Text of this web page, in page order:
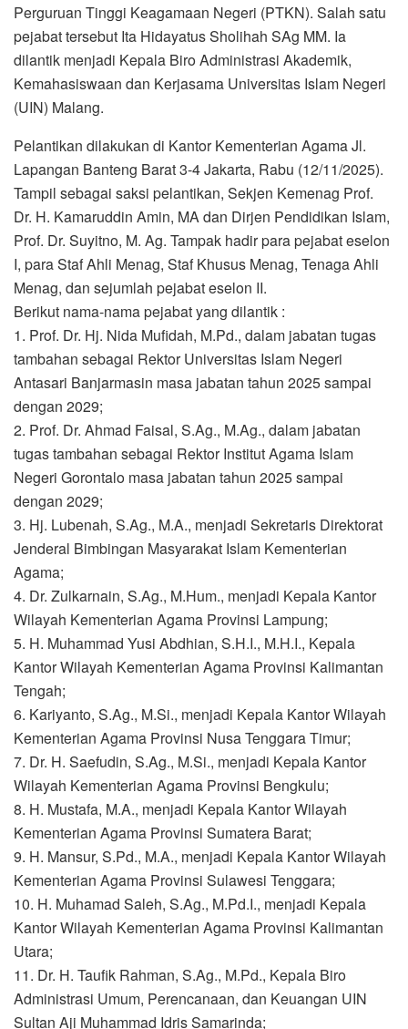
Perguruan Tinggi Keagamaan Negeri (PTKN). Salah satu
pejabat tersebut Ita Hidayatus Sholihah SAg MM. Ia
dilantik menjadi Kepala Biro Administrasi Akademik,
Kemahasiswaan dan Kerjasama Universitas Islam Negeri
(UIN) Malang.
Pelantikan dilakukan di Kantor Kementerian Agama Jl.
Lapangan Banteng Barat 3-4 Jakarta, Rabu (12/11/2025).
​​​​​​​Tampil sebagai saksi pelantikan, Sekjen Kemenag Prof.
Dr. H. Kamaruddin Amin, MA dan Dirjen Pendidikan Islam,
Prof. Dr. Suyitno, M. Ag. Tampak hadir para pejabat eselon
I, para Staf Ahli Menag, Staf Khusus Menag, Tenaga Ahli
Menag, dan sejumlah pejabat eselon II.
Berikut nama-nama pejabat yang dilantik :
1. Prof. Dr. Hj. Nida Mufidah, M.Pd., dalam jabatan tugas
tambahan sebagai Rektor Universitas Islam Negeri
Antasari Banjarmasin masa jabatan tahun 2025 sampai
dengan 2029;
2. Prof. Dr. Ahmad Faisal, S.Ag., M.Ag., dalam jabatan
tugas tambahan sebagai Rektor Institut Agama Islam
Negeri Gorontalo masa jabatan tahun 2025 sampai
dengan 2029;
3. Hj. Lubenah, S.Ag., M.A., menjadi Sekretaris Direktorat
Jenderal Bimbingan Masyarakat Islam Kementerian
Agama;
4. Dr. Zulkarnain, S.Ag., M.Hum., menjadi Kepala Kantor
Wilayah Kementerian Agama Provinsi Lampung;
5. H. Muhammad Yusi Abdhian, S.H.I., M.H.I., Kepala
Kantor Wilayah Kementerian Agama Provinsi Kalimantan
Tengah;
6. Kariyanto, S.Ag., M.Si., menjadi Kepala Kantor Wilayah
Kementerian Agama Provinsi Nusa Tenggara Timur;
7. Dr. H. Saefudin, S.Ag., M.Si., menjadi Kepala Kantor
Wilayah Kementerian Agama Provinsi Bengkulu;
8. H. Mustafa, M.A., menjadi Kepala Kantor Wilayah
Kementerian Agama Provinsi Sumatera Barat;
9. H. Mansur, S.Pd., M.A., menjadi Kepala Kantor Wilayah
Kementerian Agama Provinsi Sulawesi Tenggara;
10. H. Muhamad Saleh, S.Ag., M.Pd.I., menjadi Kepala
Kantor Wilayah Kementerian Agama Provinsi Kalimantan
Utara;
11. Dr. H. Taufik Rahman, S.Ag., M.Pd., Kepala Biro
Administrasi Umum, Perencanaan, dan Keuangan UIN
Sultan Aji Muhammad Idris Samarinda;